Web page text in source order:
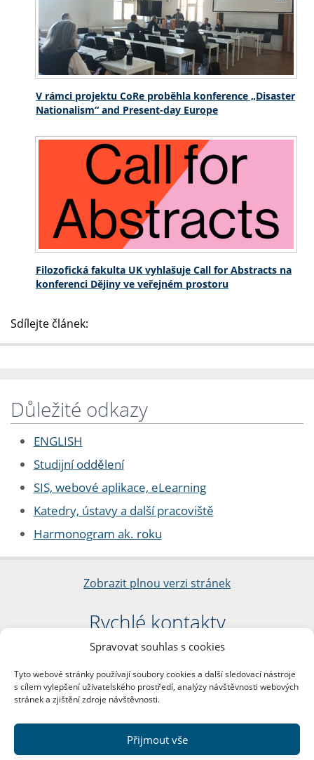
Spravovat souhlas s cookies
Tyto webové stránky používají soubory cookies a další sledovací nástroje
s cílem vylepšení uživatelského prostředí, analýzy návštěvnosti webových
stránek a zjištění zdroje návštěvnosti.
Přijmout vše
V rámci projektu CoRe proběhla konference „Disaster
Nationalism“ and Present-day Europe
Filozofická fakulta UK vyhlašuje Call for Abstracts na
konferenci Dějiny ve veřejném prostoru
Sdílejte článek:
Důležité odkazy
ENGLISH
Studijní oddělení
SIS, webové aplikace, eLearning
Katedry, ústavy a další pracoviště
Harmonogram ak. roku
Zobrazit plnou verzi stránek
Rychlé kontakty
Filozofická fakulta
nám. Jana Palacha 1/2
116 38 Praha 1
DIČ: CZ00216208